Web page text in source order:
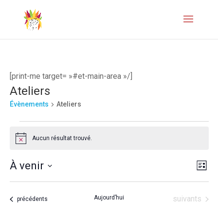
[print-me target= »#et-main-area »/]
Ateliers
Évènements Ateliers
Évènements
NoticeAucun résultat trouvé.
parde
Liste
À venir
Sélectionnez
Évènements
précédents Aujourd’hui Évènements
suivants